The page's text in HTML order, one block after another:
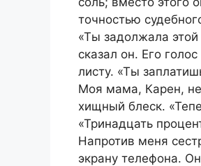
точностью
«Ты задолжала
сказал он. Его
листу. «Ты
Моя мама, Карен, не
хищный блеск.
«Тринадцать
Напротив меня
экрану телефона.